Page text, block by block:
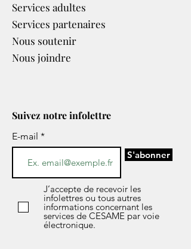
Services adultes
Services partenaires​
Nous soutenir
Nous joindre
Suivez notre infolettre
E-mail
S'abonner
J’accepte de recevoir les
infolettres ou tous autres
informations concernant les
services de CESAME par voie
électronique.